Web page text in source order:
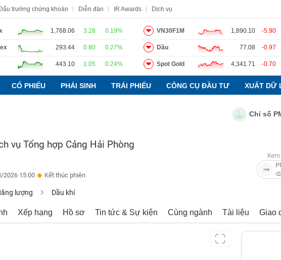
trường chứng khoán Diễn đàn IR Awards Dịch vụ
1,768.06 3.28 0.19%
293.44 0.80 0.27%
443.10 1.05 0.24%
VN30F1M 1,890.10 -5.90
Dầu 77.08 -0.97
Spot Gold 4,341.71 -0.70
CỔ PHIẾU PHÁI SINH TRÁI PHIẾU CÔNG CỤ ĐẦU TƯ XUẤT DỮ
Chỉ số PMI
vụ Tổng hợp Cảng Hải Phòng
2026 15:00 Kết thúc phiên
lượng Dầu khí
Xếp hạng Hồ sơ Tin tức & Sự kiện Cùng ngành Tài liệu Giao
Lãnh đạo Báo cáo phân tích Thuật ngữ